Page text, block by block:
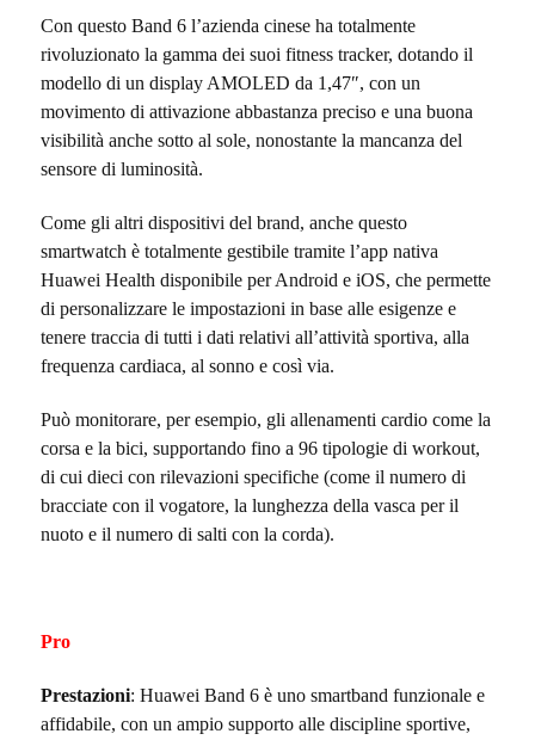
Con questo Band 6 l’azienda cinese ha totalmente
rivoluzionato la gamma dei suoi fitness tracker, dotando il
modello di un display AMOLED da 1,47″, con un
movimento di attivazione abbastanza preciso e una buona
visibilità anche sotto al sole, nonostante la mancanza del
sensore di luminosità.
Come gli altri dispositivi del brand, anche questo
smartwatch è totalmente gestibile tramite l’app nativa
Huawei Health disponibile per Android e iOS, che permette
di personalizzare le impostazioni in base alle esigenze e
tenere traccia di tutti i dati relativi all’attività sportiva, alla
frequenza cardiaca, al sonno e così via.
Può monitorare, per esempio, gli allenamenti cardio come la
corsa e la bici, supportando fino a 96 tipologie di workout,
di cui dieci con rilevazioni specifiche (come il numero di
bracciate con il vogatore, la lunghezza della vasca per il
nuoto e il numero di salti con la corda).
Pro
Prestazioni: Huawei Band 6 è uno smartband funzionale e
affidabile, con un ampio supporto alle discipline sportive,